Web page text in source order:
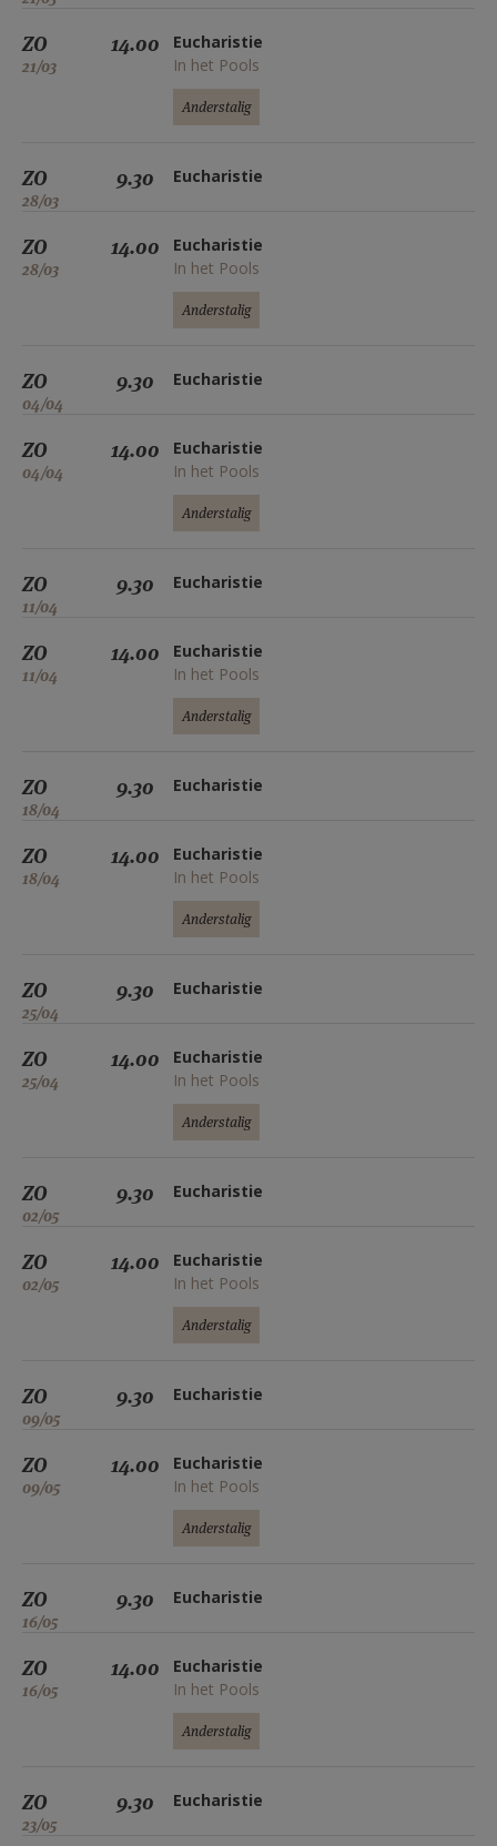
ZO
21/03
14.00
Eucharistie
In het Pools
Anderstalig
ZO
28/03
9.30 Eucharistie
ZO
28/03
14.00
Eucharistie
In het Pools
Anderstalig
ZO
04/04
9.30 Eucharistie
ZO
04/04
14.00
Eucharistie
In het Pools
Anderstalig
ZO
11/04
9.30 Eucharistie
ZO
11/04
14.00
Eucharistie
In het Pools
Anderstalig
ZO
18/04
9.30 Eucharistie
ZO
18/04
14.00
Eucharistie
In het Pools
Anderstalig
ZO
25/04
9.30 Eucharistie
ZO
25/04
14.00
Eucharistie
In het Pools
Anderstalig
ZO
02/05
9.30 Eucharistie
ZO
02/05
14.00
Eucharistie
In het Pools
Anderstalig
ZO
09/05
9.30 Eucharistie
ZO
09/05
14.00
Eucharistie
In het Pools
Anderstalig
ZO
16/05
9.30 Eucharistie
ZO
16/05
14.00
Eucharistie
In het Pools
Anderstalig
ZO
23/05
9.30 Eucharistie